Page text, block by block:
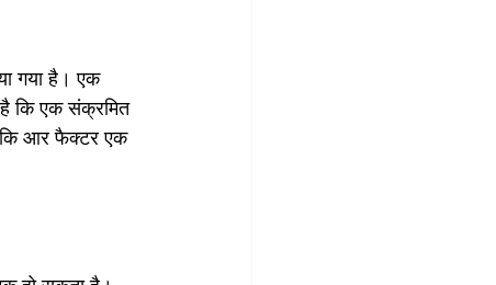
गया है। एक
कि एक संक्रमित
कि आर फैक्टर एक